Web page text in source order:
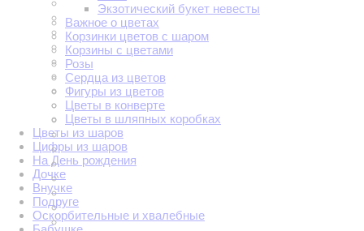
Экзотический букет невесты
Важное о цветах
Корзинки цветов с шаром
Корзины с цветами
Розы
Сердца из цветов
Фигуры из цветов
Цветы в конверте
Цветы в шляпных коробках
Цветы из шаров
Цифры из шаров
На День рождения
Дочке
Внучке
Подруге
Оскорбительные и хвалебные